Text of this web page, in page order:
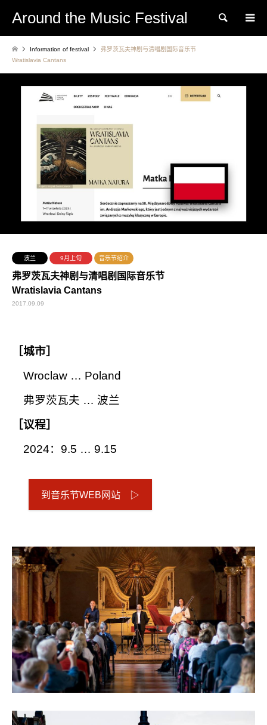
Around the Music Festival Search
Information of festival
弗罗茨瓦夫神剧与清唱剧国际音乐节
Wratislavia Cantans
波兰 9月上旬 音乐节绍介
弗罗茨瓦夫神剧与清唱剧国际音乐节
Wratislavia Cantans
2017.09.09
［城市］
Wroclaw … Poland
弗罗茨瓦夫 … 波兰
［议程］
2024：9.5 … 9.15
到音乐节WEB网站 ▷